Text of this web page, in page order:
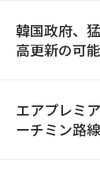
韓国政府、
高更新の可
エアプレミ
ーチミン路